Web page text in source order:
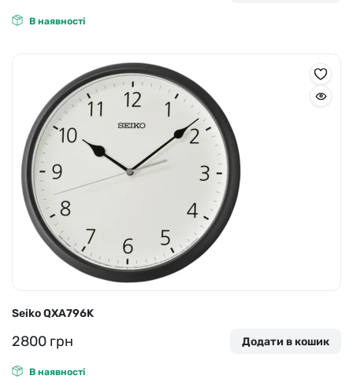
В наявності
Seiko QXA796K
2800 грн Додати в кошик
В наявності